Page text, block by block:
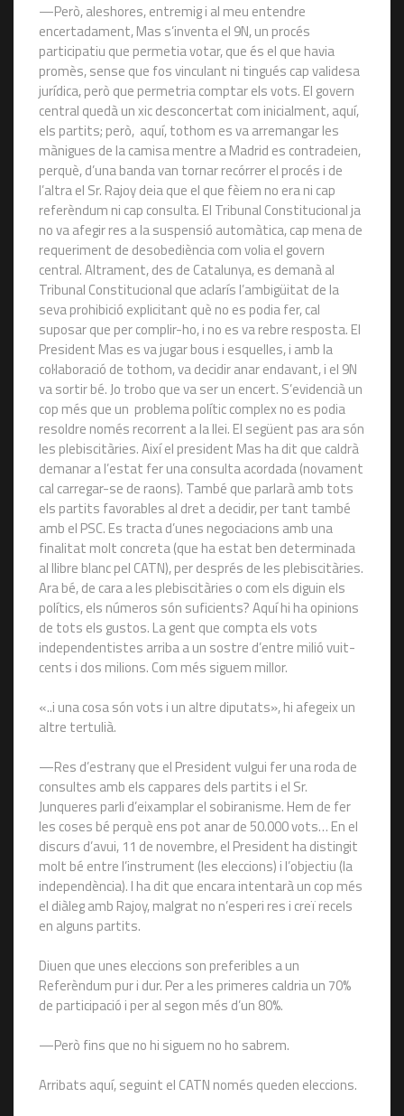
—Però, aleshores, entremig i al meu entendre
encertadament, Mas s’inventa el 9N, un procés
participatiu que permetia votar, que és el que havia
promès, sense que fos vinculant ni tingués cap validesa
jurídica, però que permetria comptar els vots. El govern
central quedà un xic desconcertat com inicialment, aquí,
els partits; però, aquí, tothom es va arremangar les
mànigues de la camisa mentre a Madrid es contradeien,
perquè, d’una banda van tornar recórrer el procés i de
l’altra el Sr. Rajoy deia que el que fèiem no era ni cap
referèndum ni cap consulta. El Tribunal Constitucional ja
no va afegir res a la suspensió automàtica, cap mena de
requeriment de desobediència com volia el govern
central. Altrament, des de Catalunya, es demanà al
Tribunal Constitucional que aclarís l’ambigüitat de la
seva prohibició explicitant què no es podia fer, cal
suposar que per complir-ho, i no es va rebre resposta. El
President Mas es va jugar bous i esquelles, i amb la
col·laboració de tothom, va decidir anar endavant, i el 9N
va sortir bé. Jo trobo que va ser un encert. S’evidencià un
cop més que un problema polític complex no es podia
resoldre només recorrent a la llei. El següent pas ara són
les plebiscitàries. Així el president Mas ha dit que caldrà
demanar a l’estat fer una consulta acordada (novament
cal carregar-se de raons). També que parlarà amb tots
els partits favorables al dret a decidir, per tant també
amb el PSC. Es tracta d’unes negociacions amb una
finalitat molt concreta (que ha estat ben determinada
al llibre blanc pel CATN), per després de les plebiscitàries.
Ara bé, de cara a les plebiscitàries o com els diguin els
polítics, els números són suficients? Aquí hi ha opinions
de tots els gustos. La gent que compta els vots
independentistes arriba a un sostre d’entre milió vuit-
cents i dos milions. Com més siguem millor.
«..i una cosa són vots i un altre diputats», hi afegeix un
altre tertulià.
—Res d’estrany que el President vulgui fer una roda de
consultes amb els cappares dels partits i el Sr.
Junqueres parli d’eixamplar el sobiranisme. Hem de fer
les coses bé perquè ens pot anar de 50.000 vots… En el
discurs d’avui, 11 de novembre, el President ha distingit
molt bé entre l’instrument (les eleccions) i l’objectiu (la
independència). I ha dit que encara intentarà un cop més
el diàleg amb Rajoy, malgrat no n’esperi res i creï recels
en alguns partits.
Diuen que unes eleccions son preferibles a un
Referèndum pur i dur. Per a les primeres caldria un 70%
de participació i per al segon més d’un 80%.
—Però fins que no hi siguem no ho sabrem.
Arribats aquí, seguint el CATN només queden eleccions.